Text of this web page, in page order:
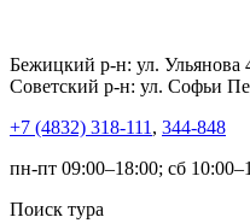
Бежицкий р-н: ул. Ульянова
Советский р-н: ул. Софьи
+7 (4832) 318-111 , 344-848
пн-пт 09:00–18:00; сб
Поиск тура